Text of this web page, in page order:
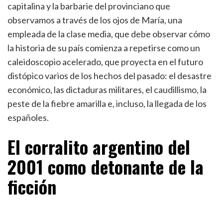
capitalina y la barbarie del provinciano que
observamos a través de los ojos de María, una
empleada de la clase media, que debe observar cómo
la historia de su país comienza a repetirse como un
caleidoscopio acelerado, que proyecta en el futuro
distópico varios de los hechos del pasado: el desastre
económico, las dictaduras militares, el caudillismo, la
peste de la fiebre amarilla e, incluso, la llegada de los
españoles.
El corralito argentino del
2001 como detonante de la
ficción